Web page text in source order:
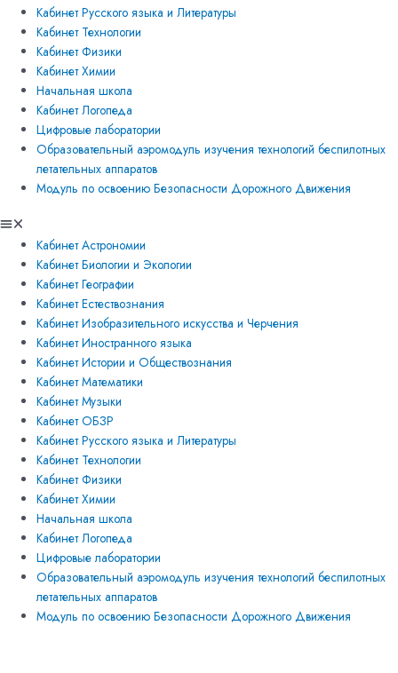
Кабинет Русского языка и Литературы
Кабинет Технологии
Кабинет Физики
Кабинет Химии
Начальная школа
Кабинет Логопеда
Цифровые лаборатории
Образовательный аэромодуль изучения технологий беспилотных
летательных аппаратов
Модуль по освоению Безопасности Дорожного Движения
Кабинет Астрономии
Кабинет Биологии и Экологии
Кабинет Географии
Кабинет Естествознания
Кабинет Изобразительного искусства и Черчения
Кабинет Иностранного языка
Кабинет Истории и Обществознания
Кабинет Математики
Кабинет Музыки
Кабинет ОБЗР
Кабинет Русского языка и Литературы
Кабинет Технологии
Кабинет Физики
Кабинет Химии
Начальная школа
Кабинет Логопеда
Цифровые лаборатории
Образовательный аэромодуль изучения технологий беспилотных
летательных аппаратов
Модуль по освоению Безопасности Дорожного Движения